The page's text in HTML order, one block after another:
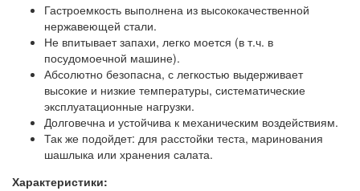
Гастроемкость выполнена из высококачественной
нержавеющей стали.
Не впитывает запахи, легко моется (в т.ч. в
посудомоечной машине).
Абсолютно безопасна, с легкостью выдерживает
высокие и низкие температуры, систематические
эксплуатационные нагрузки.
Долговечна и устойчива к механическим воздействиям.
Так же подойдет: для расстойки теста, маринования
шашлыка или хранения салата.
Характеристики: